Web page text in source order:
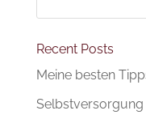
Recent Posts
Meine besten
Selbstversorgung